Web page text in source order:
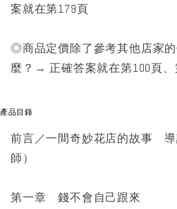
案就在第179頁
◎商品定價除了參考其他店家
麼？→ 正確答案就在第100頁、
產品目錄
前言／一間奇妙花店的故事
師）
第一章 錢不會自己跟來